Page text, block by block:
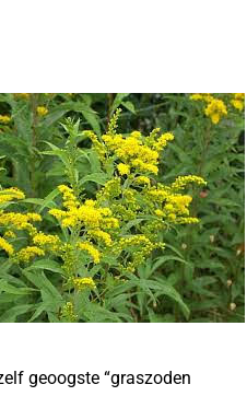
geoogste “graszoden